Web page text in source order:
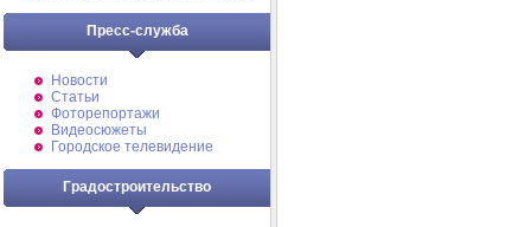
Пресс-служба
Новости
Статьи
Фоторепортажи
Видеосюжеты
Городское телевидение
Градостроительство